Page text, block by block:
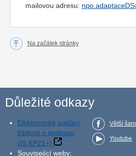
mailovou adresu:
Na začátek stránky
Důležité odkazy
Elektronické podání
žádosti o podporu
(IS KP21+)
Související weby:
Větší
Youtube